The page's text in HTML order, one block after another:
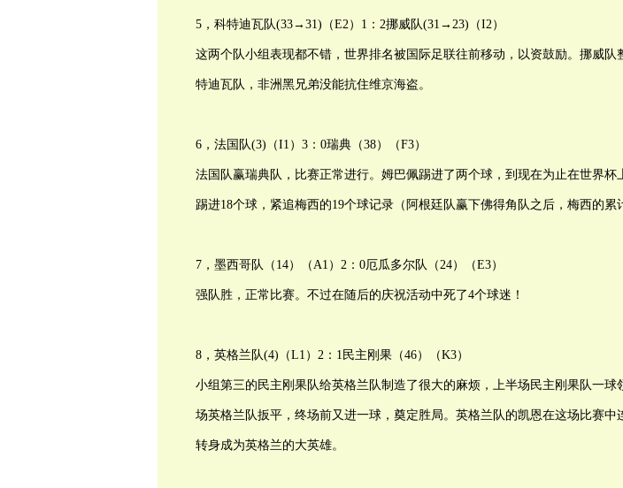
5，科特迪瓦队(33→31)（E2）1：2挪威队(31→23)（I2）
这两个队小组表现都不错，世界排名被国际足联往前移动，以资鼓励。挪威队
特迪瓦队，非洲黑兄弟没能抗住维京海盗。
6，法国队(3)（I1）3：0瑞典（38）（F3）
法国队赢瑞典队，比赛正常进行。姆巴佩踢进了两个球，到现在为止在世界杯
踢进18个球，紧追梅西的19个球记录（阿根廷队赢下佛得角队之后，梅西的累
7，墨西哥队（14）（A1）2：0厄瓜多尔队（24）（E3）
强队胜，正常比赛。不过在随后的庆祝活动中死了4个球迷！
8，英格兰队(4)（L1）2：1民主刚果（46）（K3）
小组第三的民主刚果队给英格兰队制造了很大的麻烦，上半场民主刚果队一球
场英格兰队扳平，终场前又进一球，奠定胜局。英格兰队的凯恩在这场比赛中
转身成为英格兰的大英雄。